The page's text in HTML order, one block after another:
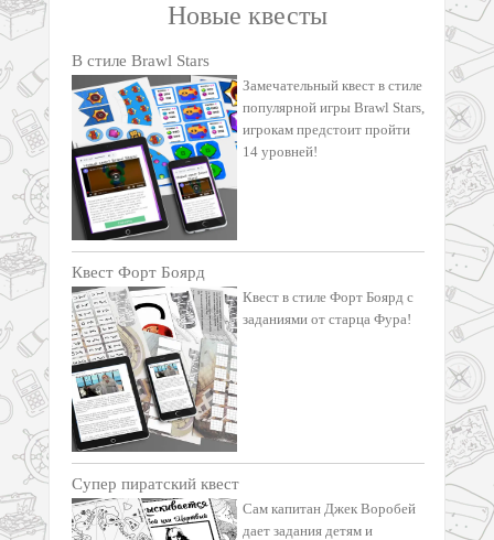
Новые квесты
В стиле Brawl Stars
Замечательный квест в стиле
популярной игры Brawl Stars,
игрокам предстоит пройти
14 уровней!
Квест Форт Боярд
Квест в стиле Форт Боярд с
заданиями от старца Фура!
Супер пиратский квест
Сам капитан Джек Воробей
дает задания детям и